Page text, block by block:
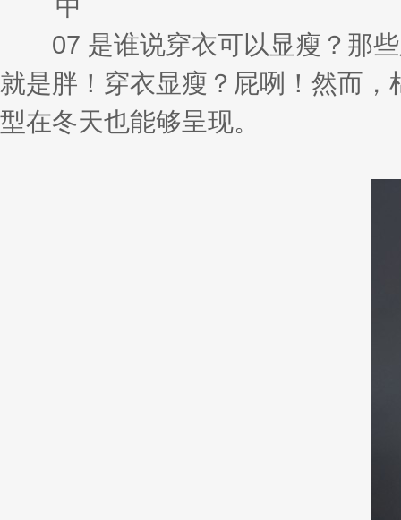
07 是谁说穿衣可以显瘦？那些
就是胖！穿衣显瘦？屁咧！然而
型在冬天也能够呈现。